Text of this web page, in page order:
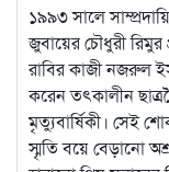
১৯৯৩ সালে
জুবায়ের চৌধুরী রিমুর
রাবির কাজী নজরুল
করেন তৎকালীন
মৃত্যুবার্ষিকী। সেই
স্মৃতি বয়ে বেড়ানো